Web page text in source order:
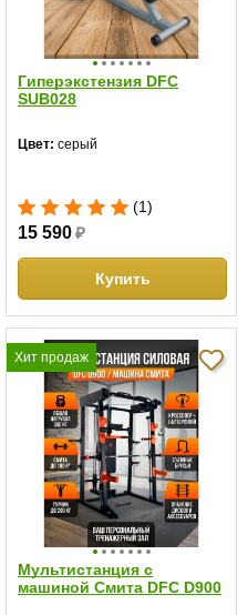
Гиперэкстензия DFC
SUB028
Цвет: серый
(1)
15 590₽
Купить
Хит продаж
Мультистанция с
машиной Смита DFC D900